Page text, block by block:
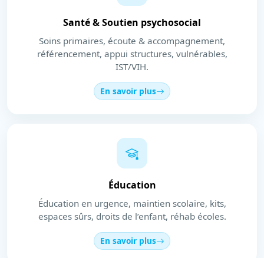
Santé & Soutien psychosocial
Soins primaires, écoute & accompagnement,
référencement, appui structures, vulnérables,
IST/VIH.
En savoir plus
Éducation
Éducation en urgence, maintien scolaire, kits,
espaces sûrs, droits de l’enfant, réhab écoles.
En savoir plus